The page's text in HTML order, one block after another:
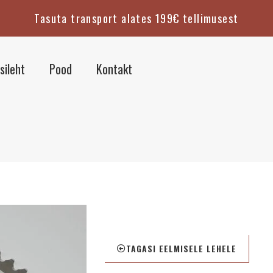
Tasuta transport alates 199€ tellimusest
Pood Kontakt
TAGASI EELMISELE LEHELE